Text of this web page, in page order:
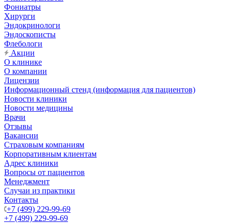
Фониатры
Хирурги
Эндокринологи
Эндоскописты
Флебологи
Акции
О клинике
О компании
Лицензии
Информационный стенд (информация для пациентов)
Новости клиники
Новости медицины
Врачи
Отзывы
Вакансии
Страховым компаниям
Корпоративным клиентам
Адрес клиники
Вопросы от пациентов
Менеджмент
Случаи из практики
Контакты
+7 (499) 229-99-69
+7 (499) 229-99-69